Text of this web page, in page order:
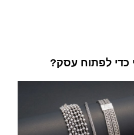
לפתוח עסק?